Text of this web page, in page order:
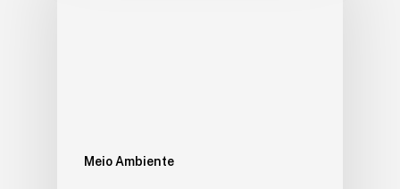
Meio Ambiente